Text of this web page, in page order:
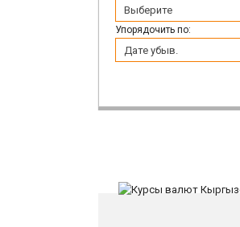
Упорядочить по: